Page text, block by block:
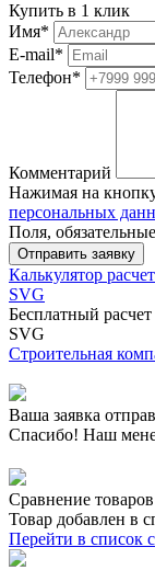
Купить в 1 клик
Имя*
E-mail*
Телефон*
Комментарий
Нажимая на
персональных
Поля,
Калькулятор
SVG
Бесплатный
SVG
Строительная
Ваша заявка
Спасибо! Наш
Сравнение товаров
Товар добавлен в
Перейти в список